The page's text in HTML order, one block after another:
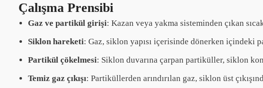
Çalışma Prensibi
Gaz ve partikül girişi: Kazan veya yakma sisteminden çıkan
Siklon hareketi: Gaz, siklon yapısı içerisinde dönerken
Partikül çökelmesi: Siklon duvarına çarpan partiküller, siklon
Temiz gaz çıkışı: Partiküllerden arındırılan gaz, siklon üst